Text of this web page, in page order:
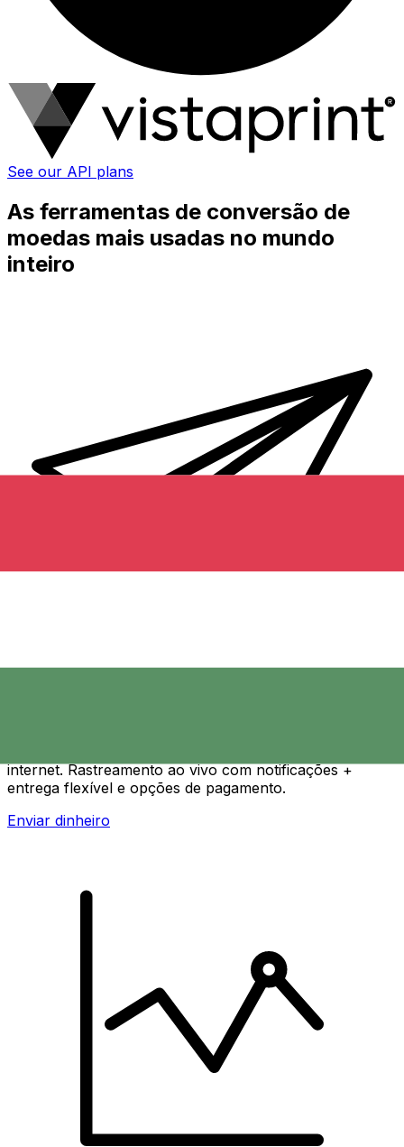
See our API plans
As ferramentas de conversão de
moedas mais usadas no mundo
inteiro
internet. Rastreamento ao vivo com notificações +
entrega flexível e opções de pagamento.
Enviar dinheiro